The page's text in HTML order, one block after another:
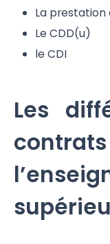
La prestation
Le CDD(u)
le CDI
Les